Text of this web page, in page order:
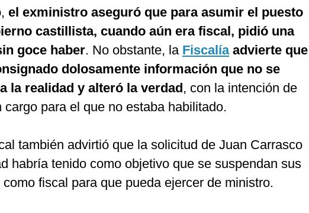
el exministro aseguró que para asumir el puesto
castillista, cuando aún era fiscal, pidió una
goce haber. No obstante, la Fiscalíaadvierte que
dolosamente información que no se
la realidad y alteró la verdad, con la intención de
cargo para el que no estaba habilitado.
también advirtió que la solicitud de Juan Carrasco
habría tenido como objetivo que se suspendan sus
fiscal para que pueda ejercer de ministro.